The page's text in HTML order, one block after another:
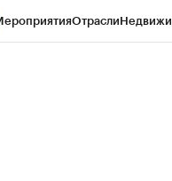
Отрасли